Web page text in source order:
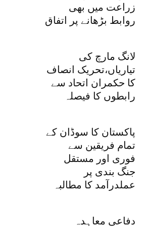
زراعت میں بھی
روابط بڑھانے پر اتفاق
لانگ مارچ کی
تیاریاں،تحریک انصاف
کا حکمران اتحاد سے
رابطوں کا فیصلہ
پاکستان کا سوڈان کے
تمام فریقین سے
فوری اور مستقل
جنگ بندی پر
عملدرآمد کا مطالبہ
دفاعی معاہدہ